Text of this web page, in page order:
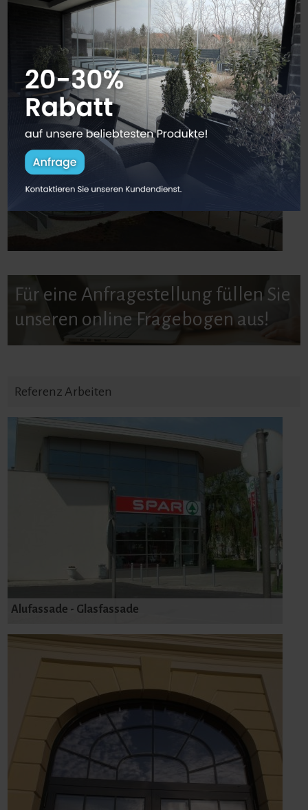
Für eine Anfragestellung füllen Sie
unseren online Fragebogen aus!
Referenz Arbeiten
Alufassade - Glasfassade